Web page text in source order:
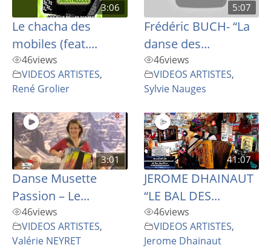
3:06
Le chacha des
mobiles (feat....
46views
VIDEOS ARTISTES,
René Grolier
5:07
Frédéric BUCH- “La
danse des...
46views
VIDEOS ARTISTES,
Sylvie Nauges
3:01
Danse Musette
Passion – Le...
46views
VIDEOS ARTISTES,
Valérie NEYRET
41:07
JEROME DHAINAUT
“LE BAL DES...
46views
VIDEOS ARTISTES,
Jerome Dhainaut